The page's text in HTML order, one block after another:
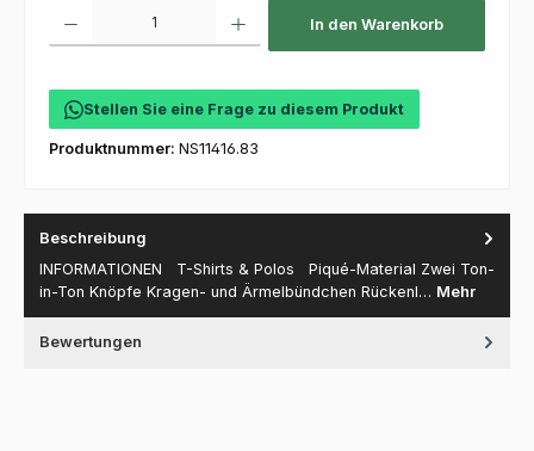
In den Warenkorb
Stellen Sie eine Frage zu diesem Produkt
Produktnummer: NS11416.83
Beschreibung
INFORMATIONEN T-Shirts & Polos Piqué-Material Zwei Ton-
in-Ton Knöpfe Kragen- und Ärmelbündchen Rückenl… Mehr
Bewertungen